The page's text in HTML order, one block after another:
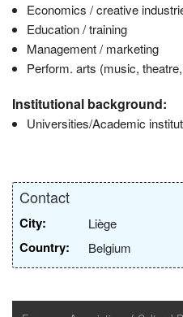
Economics / creative
Education / training
Management / marketing
Perform. arts (music,
Institutional background:
Universities/Academic
Contact
City: Liège
Country: Belgium